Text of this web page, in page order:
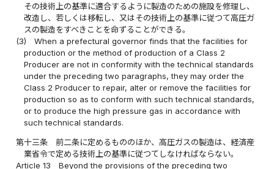
その技術上の基準に適合するように製造のための施設を修理し、
改造し、若しくは移転し、又はその技術上の基準に従つて高圧ガ
スの製造をすべきことを命ずることができる。
(3)
When a prefectural governor finds that the facilities for
production or the method of production of a Class 2
Producer are not in conformity with the technical standards
under the preceding two paragraphs, they may order the
Class 2 Producer to repair, alter or remove the facilities for
production so as to conform with such technical standards,
or to produce the high pressure gas in accordance with
such technical standards.
第十三条
前二条に定めるもののほか、高圧ガスの製造は、経済産
業省令で定める技術上の基準に従つてしなければならない。
Article 13
Beyond the provisions of the preceding two